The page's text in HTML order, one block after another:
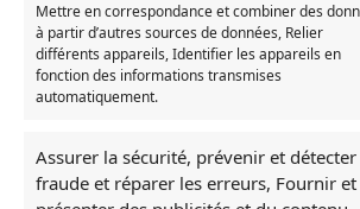
Mettre en correspondance et combiner des
à partir d’autres sources de données, Relier
différents appareils, Identifier les appareils en
fonction des informations transmises
automatiquement.
Assurer la sécurité, prévenir et
fraude et réparer les erreurs, Fournir et
UGS : ND
Catégories : Mon voisin Totoro,Sweat
Totoro
Produits similaires